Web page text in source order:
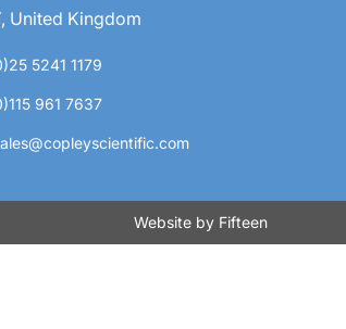
United Kingdom
5241 1179
961 7637
Website by Fifteen